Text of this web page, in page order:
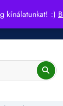
kínálatunkat! :)